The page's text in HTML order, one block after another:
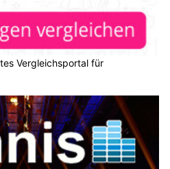
Vergleichsportal für